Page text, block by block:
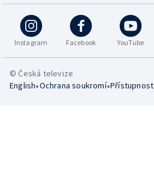
Instagram Facebook YouTube
© Česká televize
English•Ochrana soukromí•Přístupnost